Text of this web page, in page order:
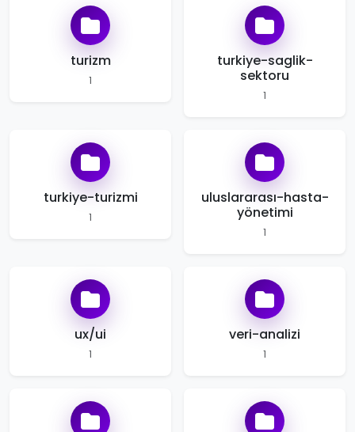
turizm
1
turkiye-saglik-
sektoru
1
turkiye-turizmi
1
uluslararası-hasta-
yönetimi
1
ux/ui
1
veri-analizi
1